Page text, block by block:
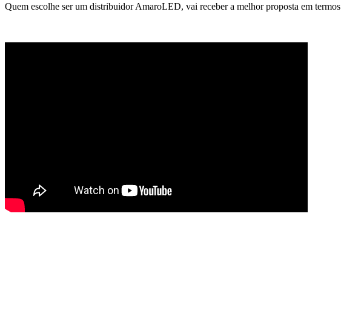
Quem escolhe ser um distribuidor AmaroLED, vai receber a melhor proposta em